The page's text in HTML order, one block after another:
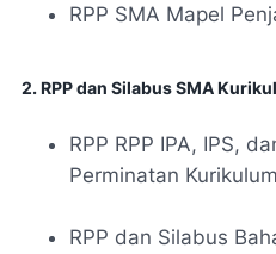
RPP SMA Mapel
2. RPP dan Silabus SMA
RPP RPP IPA, IPS,
Perminatan
RPP dan Silabus